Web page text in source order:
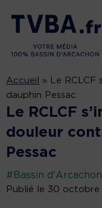
Accueil »
Le
dauphin Pessac
Le RCLCF
douleur
Pessac
#Bassin d'Arcachon
Publié le 30 octobre